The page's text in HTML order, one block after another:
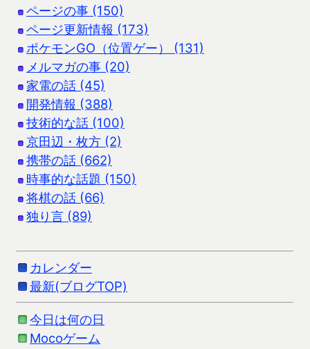
ページの事 (150)
ページ更新情報 (173)
ポケモンGO（位置ゲー） (131)
メルマガの事 (20)
家電の話 (45)
開発情報 (388)
技術的な話 (100)
京田辺・枚方 (2)
携帯の話 (662)
時事的な話題 (150)
将棋の話 (66)
独り言 (89)
カレンダー
最新(ブログTOP)
今日は何の日
Mocoゲーム